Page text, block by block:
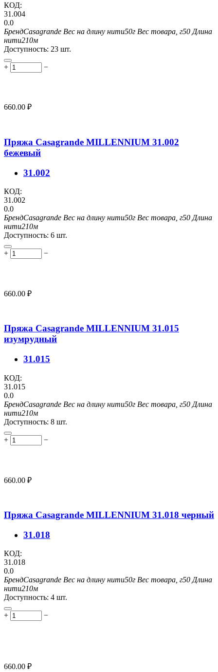
КОД:
31.004
0.0
БрендCasagrande Вес на длину нити50г Вес товара, г50 Длина
нити210м
Доступность: 23 шт.
+ −
660.00 ₽
Пряжа Casagrande MILLENNIUM 31.002
бежевый
31.002
КОД:
31.002
0.0
БрендCasagrande Вес на длину нити50г Вес товара, г50 Длина
нити210м
Доступность: 6 шт.
+ −
660.00 ₽
Пряжа Casagrande MILLENNIUM 31.015
изумрудный
31.015
КОД:
31.015
0.0
БрендCasagrande Вес на длину нити50г Вес товара, г50 Длина
нити210м
Доступность: 8 шт.
+ −
660.00 ₽
Пряжа Casagrande MILLENNIUM 31.018 черный
31.018
КОД:
31.018
0.0
БрендCasagrande Вес на длину нити50г Вес товара, г50 Длина
нити210м
Доступность: 4 шт.
+ −
660.00 ₽